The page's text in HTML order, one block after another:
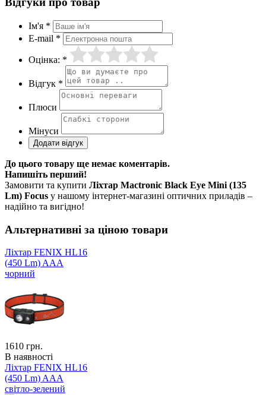
Ім'я *
E-mail *
Оцінка: *
Відгук *
Плюси
Мінуси
До цього товару ще немає коментарів.
Напишіть перший!
Замовити та купити Ліхтар Mactronic Black Eye Mini (135
Lm) Focus у нашому інтернет-магазині оптичних приладів –
надійно та вигідно!
Альтернативні за ціною товари
Ліхтар FENIX HL16
(450 Lm) AAA
чорний
1610 грн.
В наявності
Ліхтар FENIX HL16
(450 Lm) AAA
світло-зелений